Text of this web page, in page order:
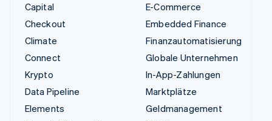
Capital
Checkout
Climate
Connect
Krypto
Data Pipeline
Elements
E-Commerce
Embedded Finance
Finanzautomatisierung
Globale Unternehmen
In-App-Zahlungen
Marktplätze
Geldmanagement